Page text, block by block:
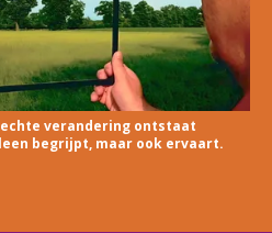
verandering ontstaat
begrijpt, maar ook ervaart.